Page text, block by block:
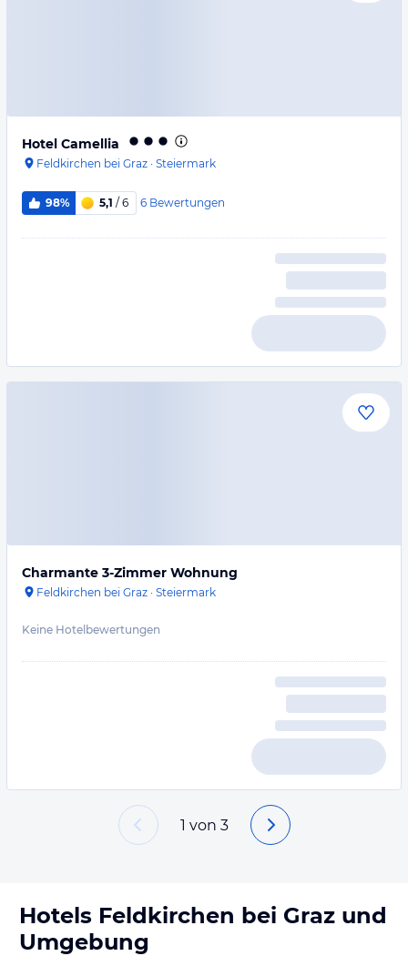
Hotel Camellia
Feldkirchen bei Graz · Steiermark
98% 5,1 / 6 6 Bewertungen
Charmante 3-Zimmer Wohnung
Feldkirchen bei Graz · Steiermark
Keine Hotelbewertungen
1 von 3
Hotels Feldkirchen bei Graz und
Umgebung